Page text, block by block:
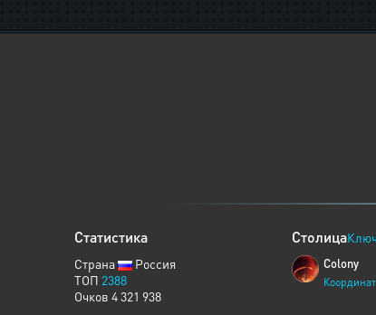
Статистика
Страна
Россия
ТОП 2388
Очков 4 321 938
Столица
Colony